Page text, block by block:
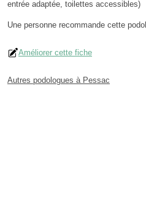
entrée adaptée, toilettes accessibles)
Une personne recommande cette
Améliorer cette fiche
Autres podologues à Pessac